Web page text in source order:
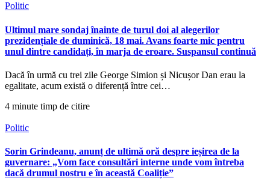
Politic
Ultimul mare sondaj înainte de turul doi al alegerilor
prezidențiale de duminică, 18 mai. Avans foarte mic pentru
unul dintre candidați, în marja de eroare. Suspansul continuă
Dacă în urmă cu trei zile George Simion și Nicușor Dan erau la
egalitate, acum există o diferență între cei…
4 minute timp de citire
Politic
Sorin Grindeanu, anunț de ultimă oră despre ieșirea de la
guvernare: „Vom face consultări interne unde vom întreba
dacă drumul nostru e în această Coaliție”